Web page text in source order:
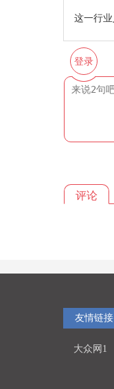
这一行
登录
评论
友情链接
大众网1